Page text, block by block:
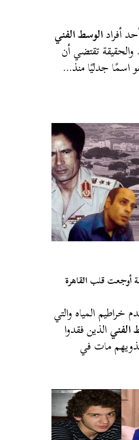
أفرادالوسط الفني
والحقيقة تقتضي أن
اسمًا جدليًا منذ…
جريمة أوجعت قلب القاهرة
المياه والتي
الفنيالذين فقدوا
مات في